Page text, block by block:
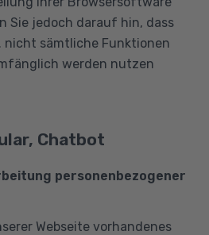
Sie jedoch darauf hin, dass
nicht sämtliche Funktionen
werden nutzen
Chatbot
personenbezogener
Webseite vorhandenes